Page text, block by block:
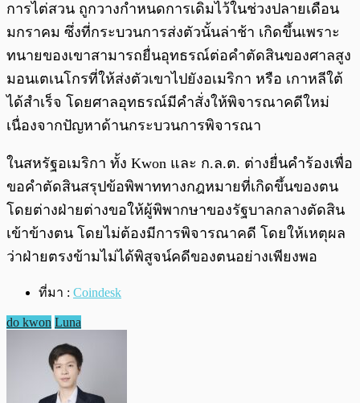
การไต่สวน ถูกวางกำหนดการเดิมไว้ในช่วงปลายเดือน
มกราคม ซึ่งที่กระบวนการส่งตัวนั้นล่าช้า เกิดขึ้นเพราะ
ทนายของเขาสามารถยื่นอุทธรณ์ต่อคำตัดสินของศาลสูง
มอนเตเนโกรที่ให้ส่งตัวเขาไปยังอเมริกา หรือ เกาหลีใต้
ได้สำเร็จ โดยศาลอุทธรณ์มีคำสั่งให้พิจารณาคดีใหม่
เนื่องจากปัญหาด้านกระบวนการพิจารณา
ในสหรัฐอเมริกา ทั้ง Kwon และ ก.ล.ต. ต่างยื่นคำร้องเพื่อ
ขอคำตัดสินสรุปข้อพิพาททางกฎหมายที่เกิดขึ้นของตน
โดยต่างฝ่ายต่างขอให้ผู้พิพากษาของรัฐบาลกลางตัดสิน
เข้าข้างตน โดยไม่ต้องมีการพิจารณาคดี โดยให้เหตุผล
ว่าฝ่ายตรงข้ามไม่ได้พิสูจน์คดีของตนอย่างเพียงพอ
ที่มา : Coindesk
do kwon Luna